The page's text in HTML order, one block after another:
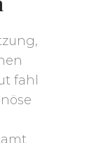
fahl